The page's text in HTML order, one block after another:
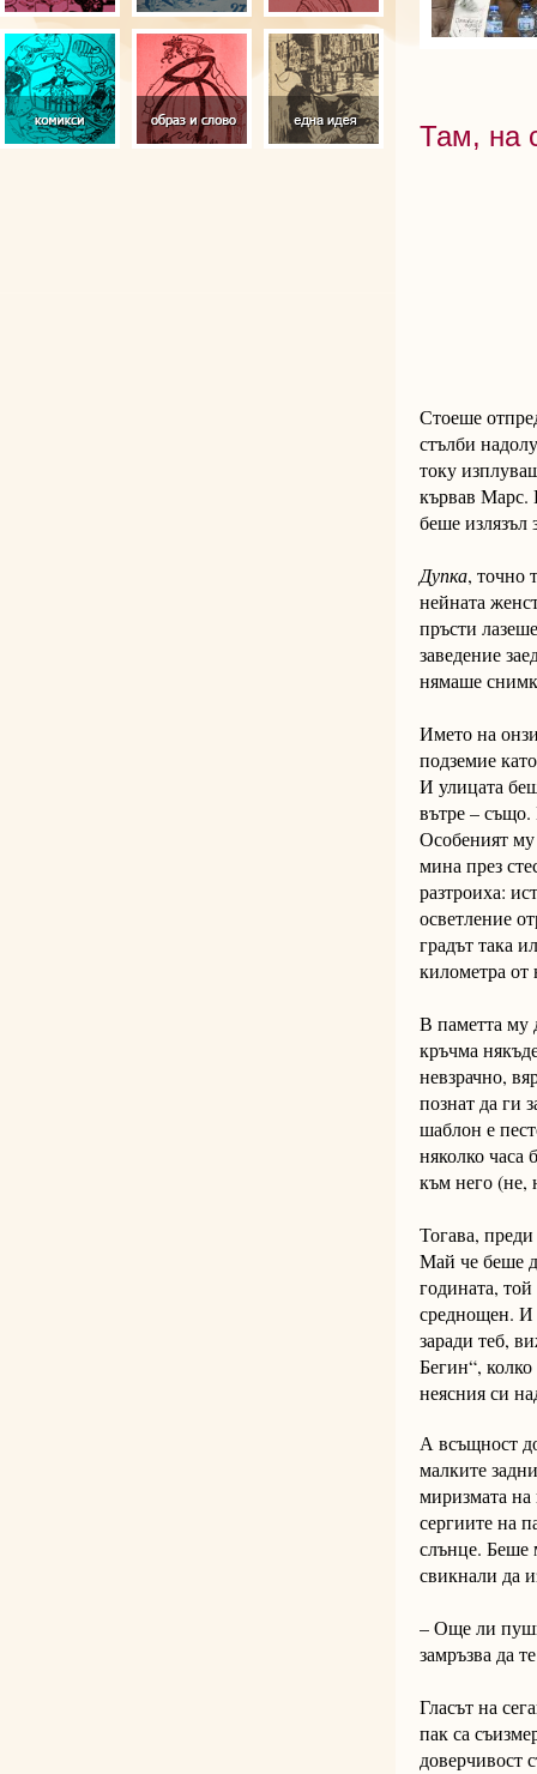
Там, на
Стоеше
стълби
току
кървав Марс.
беше излязъл
Дупка, точно
нейната
пръсти
заведение
нямаше
Името на
подземие
И улицата
вътре –
Особеният му
мина през
разтроиха:
осветление
градът така
километра от
В паметта му
кръчма
невзрачно,
познат да ги
шаблон е
няколко часа
към него (не,
Тогава,
Май че беше
годината,
среднощен. И
заради теб,
Бегин“,
неясния си
А всъщност
малките
миризмата на
сергиите на
слънце. Беше
свикнали да
– Още ли
замръзва да
Гласът на
пак са
доверчивост